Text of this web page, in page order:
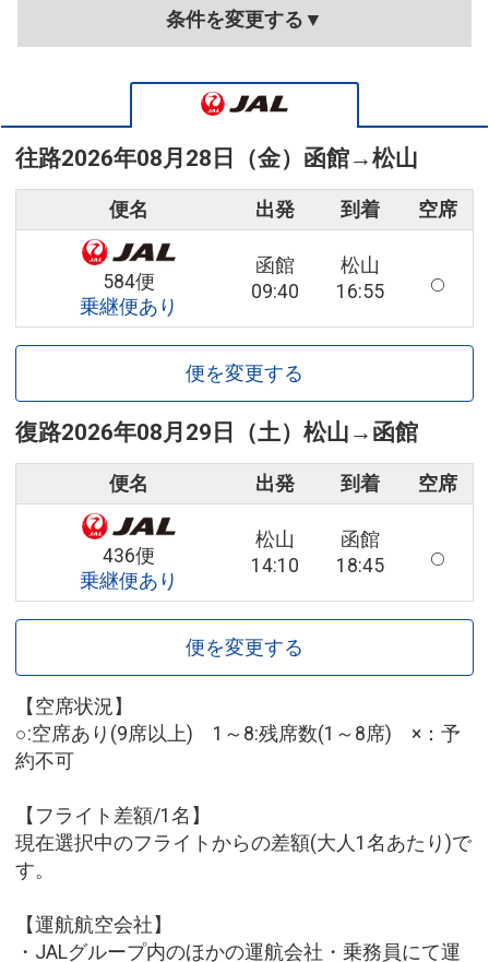
条件を変更する▼
往路2026年08月28日（金） 函館→松山
便名 出発 到着 空席
584便
乗継便あり
函館
09:40
松山
16:55
便を変更する
復路2026年08月29日（土） 松山 → 函館
便名 出発 到着 空席
436便
乗継便あり
松山
14:10
函館
18:45
便を変更する
【空席状況】
○:空席あり(9席以上) 1～8:残席数(1～8席) ×：予
約不可
【フライト差額/1名】
現在選択中のフライトからの差額(大人1名あたり)で
す。
【運航航空会社】
・JALグループ内のほかの運航会社・乗務員にて運